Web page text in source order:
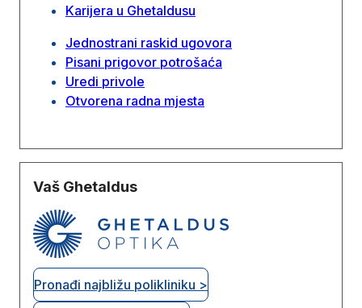
Karijera u Ghetaldusu
Jednostrani raskid ugovora
Pisani prigovor potrošaća
Uredi privole
Otvorena radna mjesta
Vaš Ghetaldus
Pronađi najbližu polikliniku >